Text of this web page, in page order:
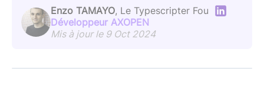
Enzo TAMAYO, Le Typescripter Fou
Développeur AXOPEN
Mis à jour le 9 Oct 2024